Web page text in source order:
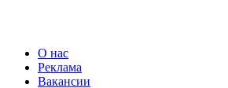
О нас
Реклама
Вакансии